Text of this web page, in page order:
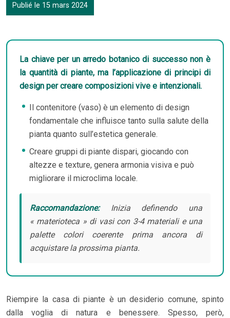
Publié le 15 mars 2024
La chiave per un arredo botanico di successo non è
la quantità di piante, ma l’applicazione di principi di
design per creare composizioni vive e intenzionali.
Il contenitore (vaso) è un elemento di design
fondamentale che influisce tanto sulla salute della
pianta quanto sull’estetica generale.
Creare gruppi di piante dispari, giocando con
altezze e texture, genera armonia visiva e può
migliorare il microclima locale.
Raccomandazione:Inizia definendo una
« materioteca » di vasi con 3-4 materiali e una
palette colori coerente prima ancora di
acquistare la prossima pianta.
Riempire la casa di piante è un desiderio comune, spinto
dalla voglia di natura e benessere. Spesso, però,